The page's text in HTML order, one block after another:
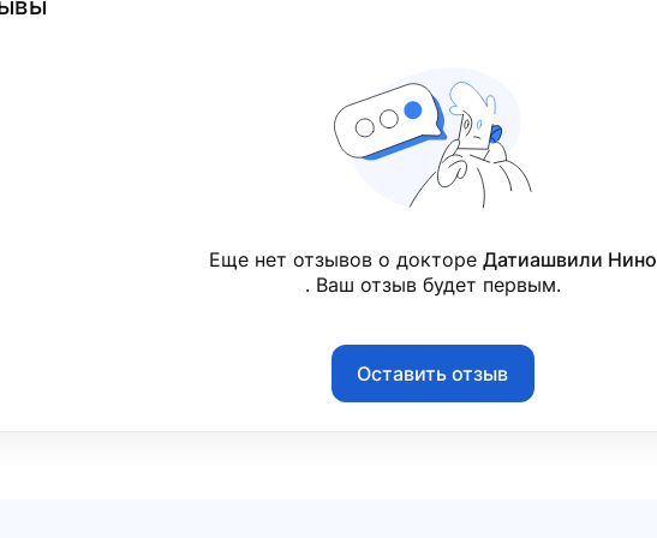
Еще нет отзывов о докторе Датиашвили Нино
. Ваш отзыв будет первым.
Оставить отзыв